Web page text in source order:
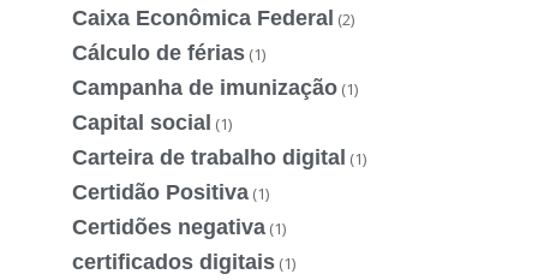
Caixa Econômica Federal (2)
Cálculo de férias (1)
Campanha de imunização (1)
Capital social (1)
Carteira de trabalho digital (1)
Certidão Positiva (1)
Certidões negativa (1)
certificados digitais (1)